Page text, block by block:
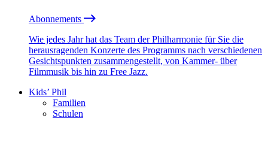
Abonnements
Wie jedes Jahr hat das Team der Philharmonie für Sie die
herausragenden Konzerte des Programms nach verschiedenen
Gesichtspunkten zusammengestellt, von Kammer- über
Filmmusik bis hin zu Free Jazz.
Kids’ Phil
Familien
Schulen